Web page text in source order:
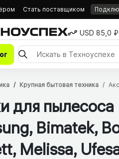
Стать поставщиком
USD 85,0 ₽
Крупная бытовая техника
для пылесоса
Bimatek,
Melissa,